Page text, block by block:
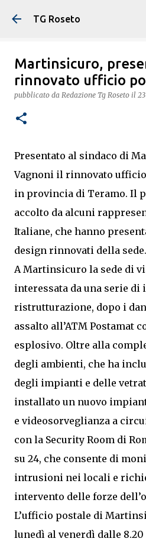
Passa ai
TG Roseto
Martinsicuro,
rinnovato ufficio
pubblicato da Redazione Tg Roseto il
Presentato al sindaco di
Vagnoni il rinnovato
in provincia di Teramo. Il
accolto da alcuni
Italiane, che hanno
design rinnovati della sede.
A Martinsicuro la sede di
interessata da una serie
ristrutturazione, dopo i
assalto all’ATM Postamat
esplosivo. Oltre alla
degli ambienti, che ha
degli impianti e delle
installato un nuovo
e videosorveglianza a
con la Security Room di
su 24, che consente di
intrusioni nei locali e
intervento delle forze
L’ufficio postale di
lunedì al venerdì dalle 8.20